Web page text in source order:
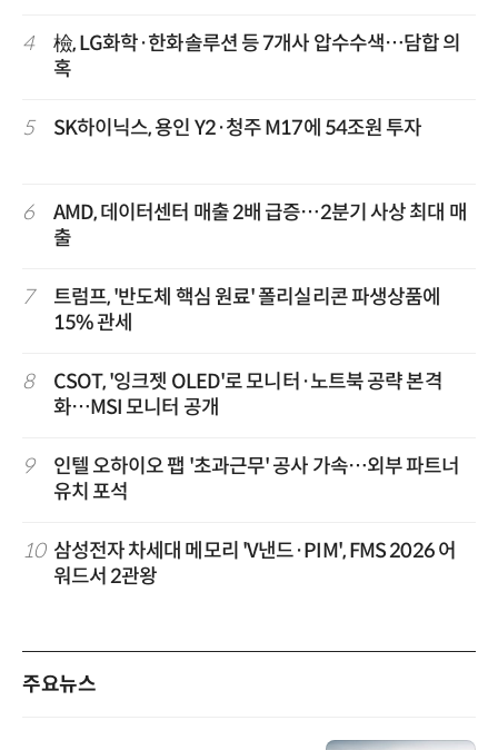
4
檢, LG화학·한화솔루션 등 7개사 압수수색…담합 의
혹
5 SK하이닉스, 용인 Y2·청주 M17에 54조원 투자
6
AMD, 데이터센터 매출 2배 급증…2분기 사상 최대 매
출
7
트럼프, '반도체 핵심 원료' 폴리실리콘 파생상품에
15% 관세
8
CSOT, '잉크젯 OLED'로 모니터·노트북 공략 본격
화…MSI 모니터 공개
9
인텔 오하이오 팹 '초과근무' 공사 가속…외부 파트너
유치 포석
10 삼성전자 차세대 메모리 'V낸드·PIM', FMS 2026 어
워드서 2관왕
주요뉴스